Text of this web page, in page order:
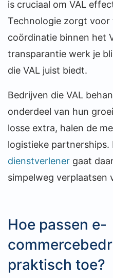
is cruciaal om VAL
Technologie zorgt
coördinatie binnen het
transparantie werk je
die VAL juist biedt.
Bedrijven die VAL
onderdeel van hun
losse extra, halen de
logistieke partnerships.
dienstverlener gaat
simpelweg verplaatsen
Hoe passen e-
praktisch toe?